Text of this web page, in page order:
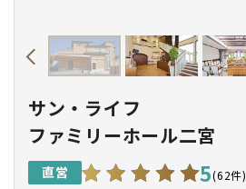
サン・ライフ
ファミリーホール二宮
直営 5(62件)